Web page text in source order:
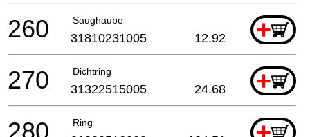
Saughaube +
260 31810231005 12.92
Dichtring +
270 31322515005 24.68
Ring
280